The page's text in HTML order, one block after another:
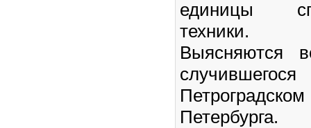
единицы
техники.
Выясняются
Петербурга.